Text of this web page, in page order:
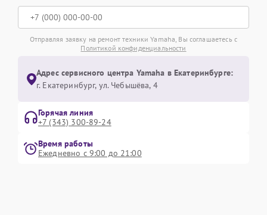
Отправляя заявку на ремонт техники Yamaha, Вы соглашаетесь с
Политикой конфиденциальности
Адрес сервисного центра Yamaha в Екатеринбурге:
г. Екатеринбург, ул. Чебышёва, 4
Горячая линия
+7 (343) 300-89-24
Время работы
Ежедневно с 9:00 до 21:00